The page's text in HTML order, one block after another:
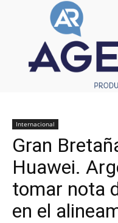
Internacional
Gran
Huawei.
tomar nota
en el